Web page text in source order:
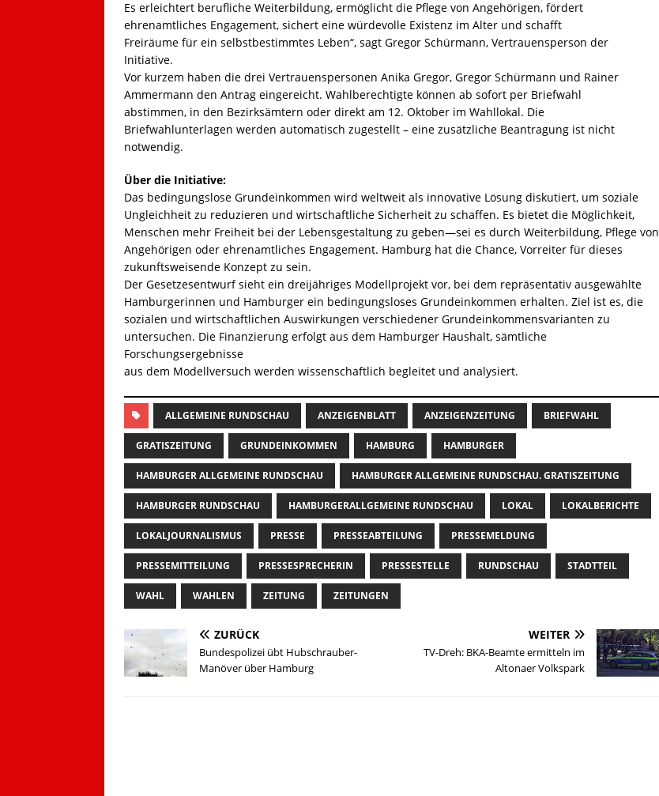
Es erleichtert berufliche Weiterbildung, ermöglicht die Pflege von Angehörigen, fördert
ehrenamtliches Engagement, sichert eine würdevolle Existenz im Alter und schafft
Freiräume für ein selbstbestimmtes Leben“, sagt Gregor Schürmann, Vertrauensperson der
Initiative.
Vor kurzem haben die drei Vertrauenspersonen Anika Gregor, Gregor Schürmann und Rainer
Ammermann den Antrag eingereicht. Wahlberechtigte können ab sofort per Briefwahl
abstimmen, in den Bezirksämtern oder direkt am 12. Oktober im Wahllokal. Die
Briefwahlunterlagen werden automatisch zugestellt – eine zusätzliche Beantragung ist nicht
notwendig.
Über die Initiative:
Das bedingungslose Grundeinkommen wird weltweit als innovative Lösung diskutiert, um soziale
Ungleichheit zu reduzieren und wirtschaftliche Sicherheit zu schaffen. Es bietet die Möglichkeit,
Menschen mehr Freiheit bei der Lebensgestaltung zu geben—sei es durch Weiterbildung, Pflege von
Angehörigen oder ehrenamtliches Engagement. Hamburg hat die Chance, Vorreiter für dieses
zukunftsweisende Konzept zu sein.
Der Gesetzesentwurf sieht ein dreijähriges Modellprojekt vor, bei dem repräsentativ ausgewählte
Hamburgerinnen und Hamburger ein bedingungsloses Grundeinkommen erhalten. Ziel ist es, die
sozialen und wirtschaftlichen Auswirkungen verschiedener Grundeinkommensvarianten zu
untersuchen. Die Finanzierung erfolgt aus dem Hamburger Haushalt, sämtliche
Forschungsergebnisse
aus dem Modellversuch werden wissenschaftlich begleitet und analysiert.
ALLGEMEINE RUNDSCHAU ANZEIGENBLATT ANZEIGENZEITUNG BRIEFWAHL
GRATISZEITUNG GRUNDEINKOMMEN HAMBURG HAMBURGER
HAMBURGER ALLGEMEINE RUNDSCHAU HAMBURGER ALLGEMEINE RUNDSCHAU. GRATISZEITUNG
HAMBURGER RUNDSCHAU HAMBURGERALLGEMEINE RUNDSCHAU LOKAL LOKALBERICHTE
LOKALJOURNALISMUS PRESSE PRESSEABTEILUNG PRESSEMELDUNG
PRESSEMITTEILUNG PRESSESPRECHERIN PRESSESTELLE RUNDSCHAU STADTTEIL
WAHL WAHLEN ZEITUNG ZEITUNGEN
ZURÜCK
Bundespolizei übt Hubschrauber-
Manöver über Hamburg
WEITER
TV-Dreh: BKA-Beamte ermitteln im
Altonaer Volkspark